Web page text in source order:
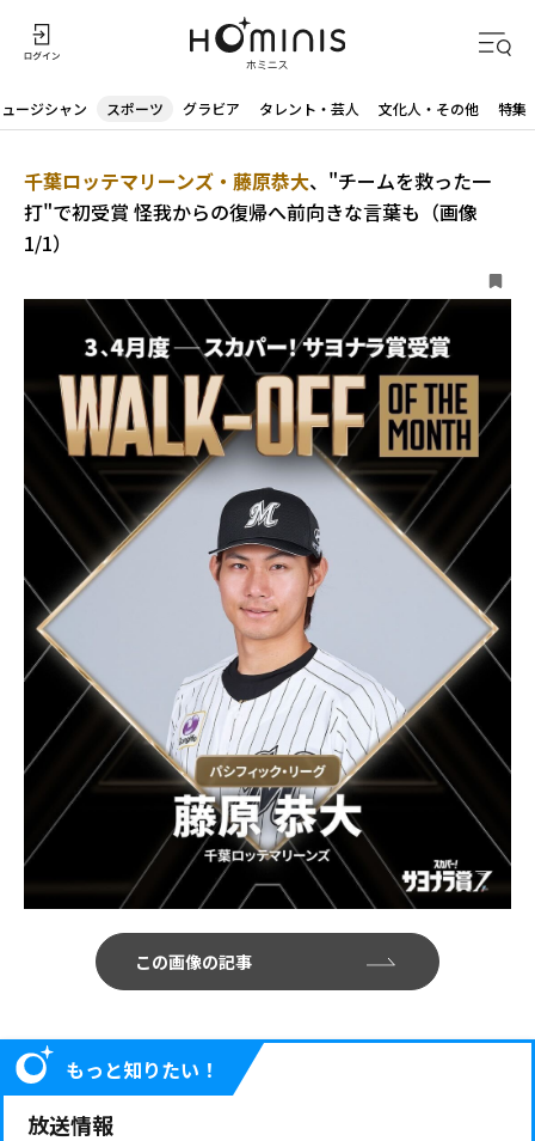
ージシャン スポーツ グラビア タレント・芸人 文化人・その他 特集
千葉ロッテマリーンズ・藤原恭大、"チームを救った一
打"で初受賞 怪我からの復帰へ前向きな言葉も（画像
1/1）
この画像の記事
もっと知りたい！
放送情報